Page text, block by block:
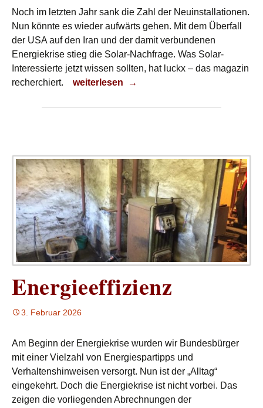
Noch im letzten Jahr sank die Zahl der Neuinstallationen.
Nun könnte es wieder aufwärts gehen. Mit dem Überfall
der USA auf den Iran und der damit verbundenen
Energiekrise stieg die Solar-Nachfrage. Was Solar-
Interessierte jetzt wissen sollten, hat luckx – das magazin
recherchiert.
Energie selber machen
weiterlesen →
Energieeffizienz
3. Februar 2026
Am Beginn der Energiekrise wurden wir Bundesbürger
mit einer Vielzahl von Energiespartipps und
Verhaltenshinweisen versorgt. Nun ist der „Alltag“
eingekehrt. Doch die Energiekrise ist nicht vorbei. Das
zeigen die vorliegenden Abrechnungen der